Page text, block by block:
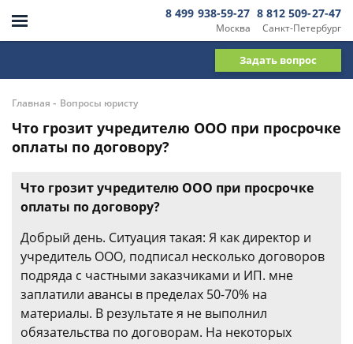
Москва
8 499 938-59-27
Санкт-Петербург
8 812 509-27-47
Задать вопрос
Главная - Вопросы юристу
Что грозит учредителю ООО при просрочке
оплаты по договору?
Что грозит учредителю ООО при просрочке
оплаты по договору?
Добрый день. Ситуация такая: Я как директор и
учредитель ООО, подписал несколько договоров
подряда с частными заказчиками и ИП. мне
заплатили авансы в пределах 50-70% на
материалы. В результате я не выполнил
обязательства по договорам. На некоторых